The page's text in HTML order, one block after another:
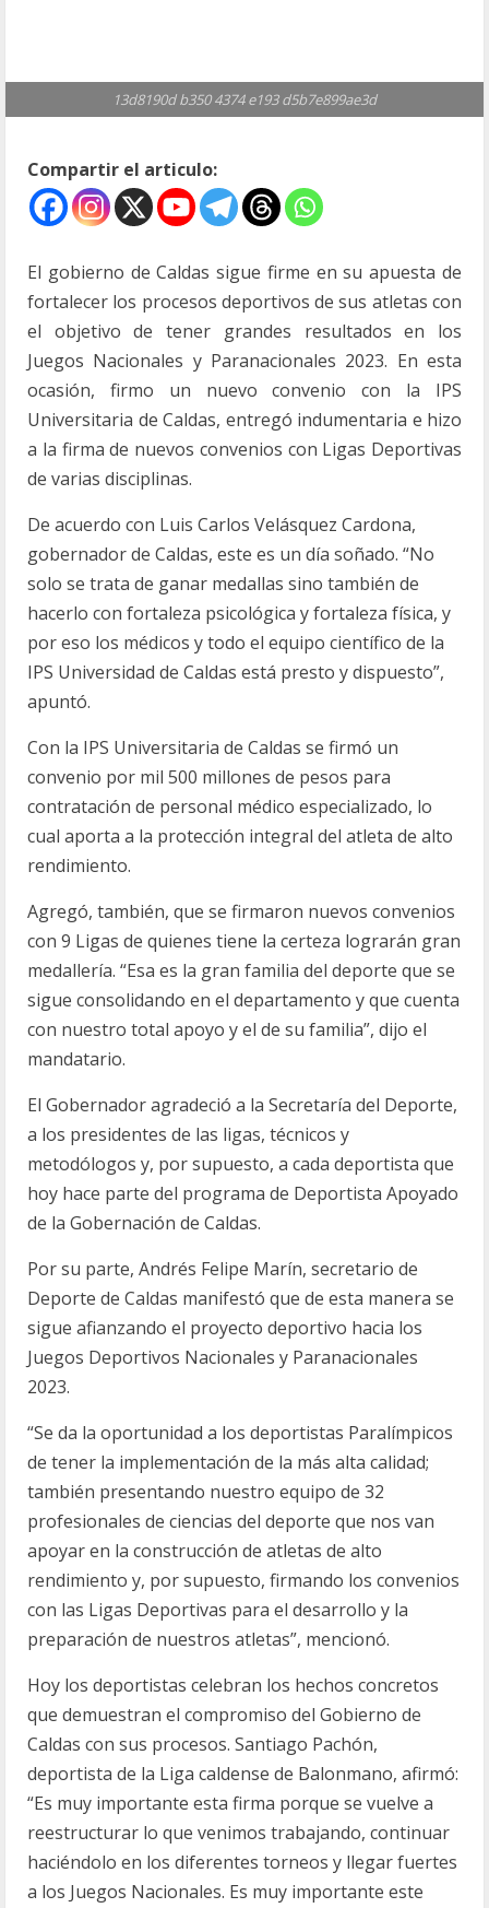
13d8190d b350 4374 e193 d5b7e899ae3d
Compartir el articulo:
El gobierno de Caldas sigue firme en su apuesta de
fortalecer los procesos deportivos de sus atletas con
el objetivo de tener grandes resultados en los
Juegos Nacionales y Paranacionales 2023. En esta
ocasión, firmo un nuevo convenio con la IPS
Universitaria de Caldas, entregó indumentaria e hizo
a la firma de nuevos convenios con Ligas Deportivas
de varias disciplinas.
De acuerdo con Luis Carlos Velásquez Cardona,
gobernador de Caldas, este es un día soñado. “No
solo se trata de ganar medallas sino también de
hacerlo con fortaleza psicológica y fortaleza física, y
por eso los médicos y todo el equipo científico de la
IPS Universidad de Caldas está presto y dispuesto”,
apuntó.
Con la IPS Universitaria de Caldas se firmó un
convenio por mil 500 millones de pesos para
contratación de personal médico especializado, lo
cual aporta a la protección integral del atleta de alto
rendimiento.
Agregó, también, que se firmaron nuevos convenios
con 9 Ligas de quienes tiene la certeza lograrán gran
medallería. “Esa es la gran familia del deporte que se
sigue consolidando en el departamento y que cuenta
con nuestro total apoyo y el de su familia”, dijo el
mandatario.
El Gobernador agradeció a la Secretaría del Deporte,
a los presidentes de las ligas, técnicos y
metodólogos y, por supuesto, a cada deportista que
hoy hace parte del programa de Deportista Apoyado
de la Gobernación de Caldas.
Por su parte, Andrés Felipe Marín, secretario de
Deporte de Caldas manifestó que de esta manera se
sigue afianzando el proyecto deportivo hacia los
Juegos Deportivos Nacionales y Paranacionales
2023.
“Se da la oportunidad a los deportistas Paralímpicos
de tener la implementación de la más alta calidad;
también presentando nuestro equipo de 32
profesionales de ciencias del deporte que nos van
apoyar en la construcción de atletas de alto
rendimiento y, por supuesto, firmando los convenios
con las Ligas Deportivas para el desarrollo y la
preparación de nuestros atletas”, mencionó.
Hoy los deportistas celebran los hechos concretos
que demuestran el compromiso del Gobierno de
Caldas con sus procesos. Santiago Pachón,
deportista de la Liga caldense de Balonmano, afirmó:
“Es muy importante esta firma porque se vuelve a
reestructurar lo que venimos trabajando, continuar
haciéndolo en los diferentes torneos y llegar fuertes
a los Juegos Nacionales. Es muy importante este